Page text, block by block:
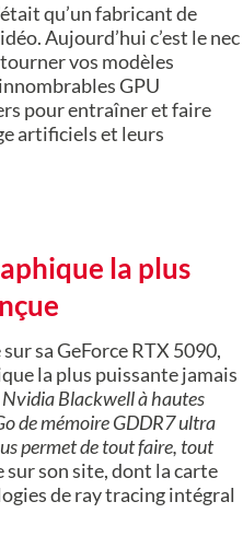
qu’un fabricant de
Aujourd’hui c’est le nec
vos modèles
GPU
pour entraîner et faire
artificiels et leurs
la plus
sa GeForce RTX 5090,
la plus puissante jamais
Nvidia Blackwell à hautes
de mémoire GDDR7 ultra
permet de tout faire, tout
son site, dont la carte
de ray tracing intégral